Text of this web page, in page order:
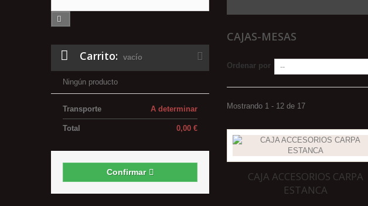
Carrito: vacío
Ningún producto
A determinar
Transporte
0,00 €
Total
Confirmar
CAJAS-MESAS
Ordenar por
Mostrando 1 - 12 de 17
CAJA ACCESORIOS CARPA
ESTANCA